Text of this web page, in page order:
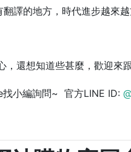
譯的地方，時代進步越來
，還想知道些甚麼，歡迎來
找小編詢問~ 官方LINE ID: